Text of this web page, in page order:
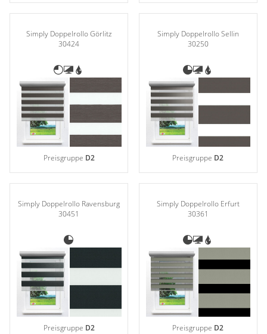
Simply Doppelrollo Görlitz
30424
Preisgruppe D2
Simply Doppelrollo Sellin
30250
Preisgruppe D2
Simply Doppelrollo Ravensburg
30451
Preisgruppe D2
Simply Doppelrollo Erfurt
30361
Preisgruppe D2